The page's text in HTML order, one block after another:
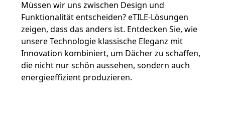
Müssen wir uns zwischen Design und
Funktionalität entscheiden? eTILE-Lösungen
zeigen, dass das anders ist. Entdecken Sie, wie
unsere Technologie klassische Eleganz mit
Innovation kombiniert, um Dächer zu schaffen,
die nicht nur schön aussehen, sondern auch
energieeffizient produzieren.